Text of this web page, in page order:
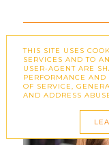
THIS SITE USES
SERVICES AND TO
USER-AGENT ARE
PERFORMANCE AND
OF SERVICE,
AND ADDRESS